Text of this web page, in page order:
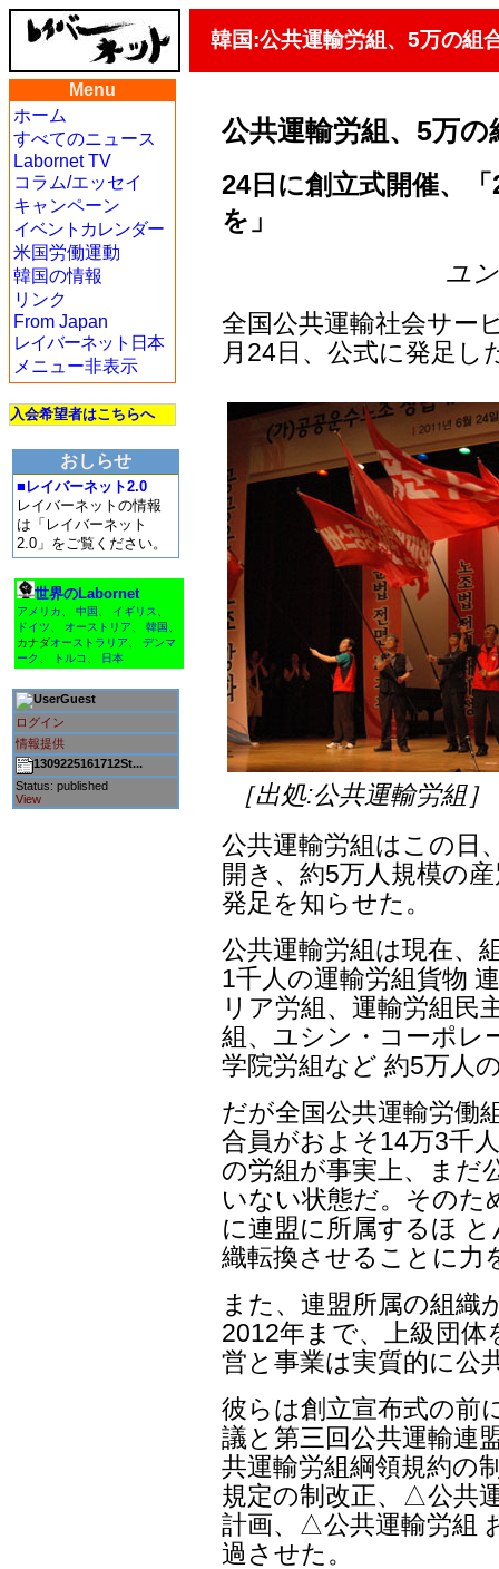
韓国:公共運輸労組、5万の組
Menu
ホーム
すべてのニュース
Labornet TV
コラム/エッセイ
キャンペーン
イベントカレンダー
米国労働運動
韓国の情報
リンク
From Japan
レイバーネット日本
メニュー非表示
入会希望者はこちらへ
おしらせ
■レイバーネット2.0
レイバーネットの情報
は「レイバーネット
2.0」をご覧ください。
世界のLabornet
アメリカ 中国 イギリス
ドイツ
オーストリア 韓国
カナダオーストラリア
デンマ
ーク
トルコ 日本
Guest
ログイン
情報提供
1309225161712St...
Status: published
View
公共運輸労組、5万
24日に創立式開催、
を」
ユ
全国公共運輸社会サー
月24日、公式に発足し
［出処:公共運輸労組］
公共運輸労組はこの日
開き、約5万人規模の
発足を知らせた。
公共運輸労組は現在、
1千人の運輸労組貨物
リア労組、運輸労組民
組、ユシン・コーポレ
学院労組など 約5万人
だが全国公共運輸労働
合員がおよそ14万3千
の労組が事実上、まだ
いない状態だ。そのた
に連盟に所属するほ
織転換させることに力
また、連盟所属の組織
2012年まで、上級団体
営と事業は実質的に公
彼らは創立宣布式の前
議と第三回公共運輸連
共運輸労組綱領規約の
規定の制改正、△公共
計画、△公共運輸労組
過させた。